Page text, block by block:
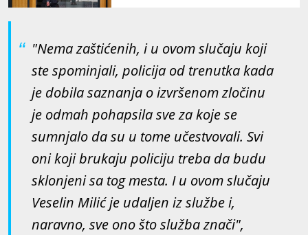
"Nema zaštićenih, i u ovom slučaju koji
ste spominjali, policija od trenutka kada
je dobila saznanja o izvršenom zločinu
je odmah pohapsila sve za koje se
sumnjalo da su u tome učestvovali. Svi
oni koji brukaju policiju treba da budu
sklonjeni sa tog mesta. I u ovom slučaju
Veselin Milić je udaljen iz službe i,
naravno, sve ono što služba znači",